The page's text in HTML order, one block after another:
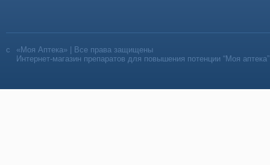
«Моя Аптека» | Все права защищены
Интернет-магазин препаратов для повышения потенции “Моя